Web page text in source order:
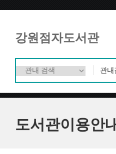
강원점자도서관
도서관이용안